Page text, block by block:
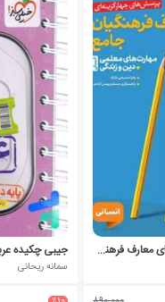
پرسش‌ های چهار گزینه‌ ای معارف فرهنگیان جامع انسانی جیبی چکیده
سمانه ریحانی